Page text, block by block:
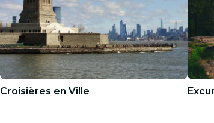
Croisières en Ville